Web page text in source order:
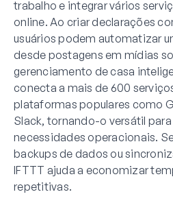
trabalho e integrar vários
online. Ao criar declarações
usuários podem automatizar
desde postagens em mídias
gerenciamento de casa
conecta a mais de 600
plataformas populares como
Slack, tornando-o versátil
necessidades operacionais.
backups de dados ou
IFTTT ajuda a economizar
repetitivas.